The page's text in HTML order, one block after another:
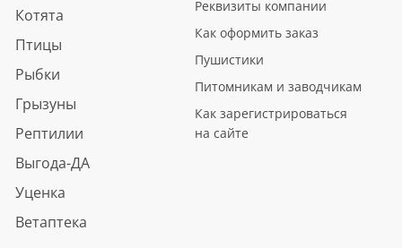
Котята
Птицы
Рыбки
Грызуны
Рептилии
Выгода-ДА
Уценка
Ветаптека
Реквизиты компании
Как оформить заказ
Пушистики
Питомникам и заводчикам
Как зарегистрироваться
на сайте